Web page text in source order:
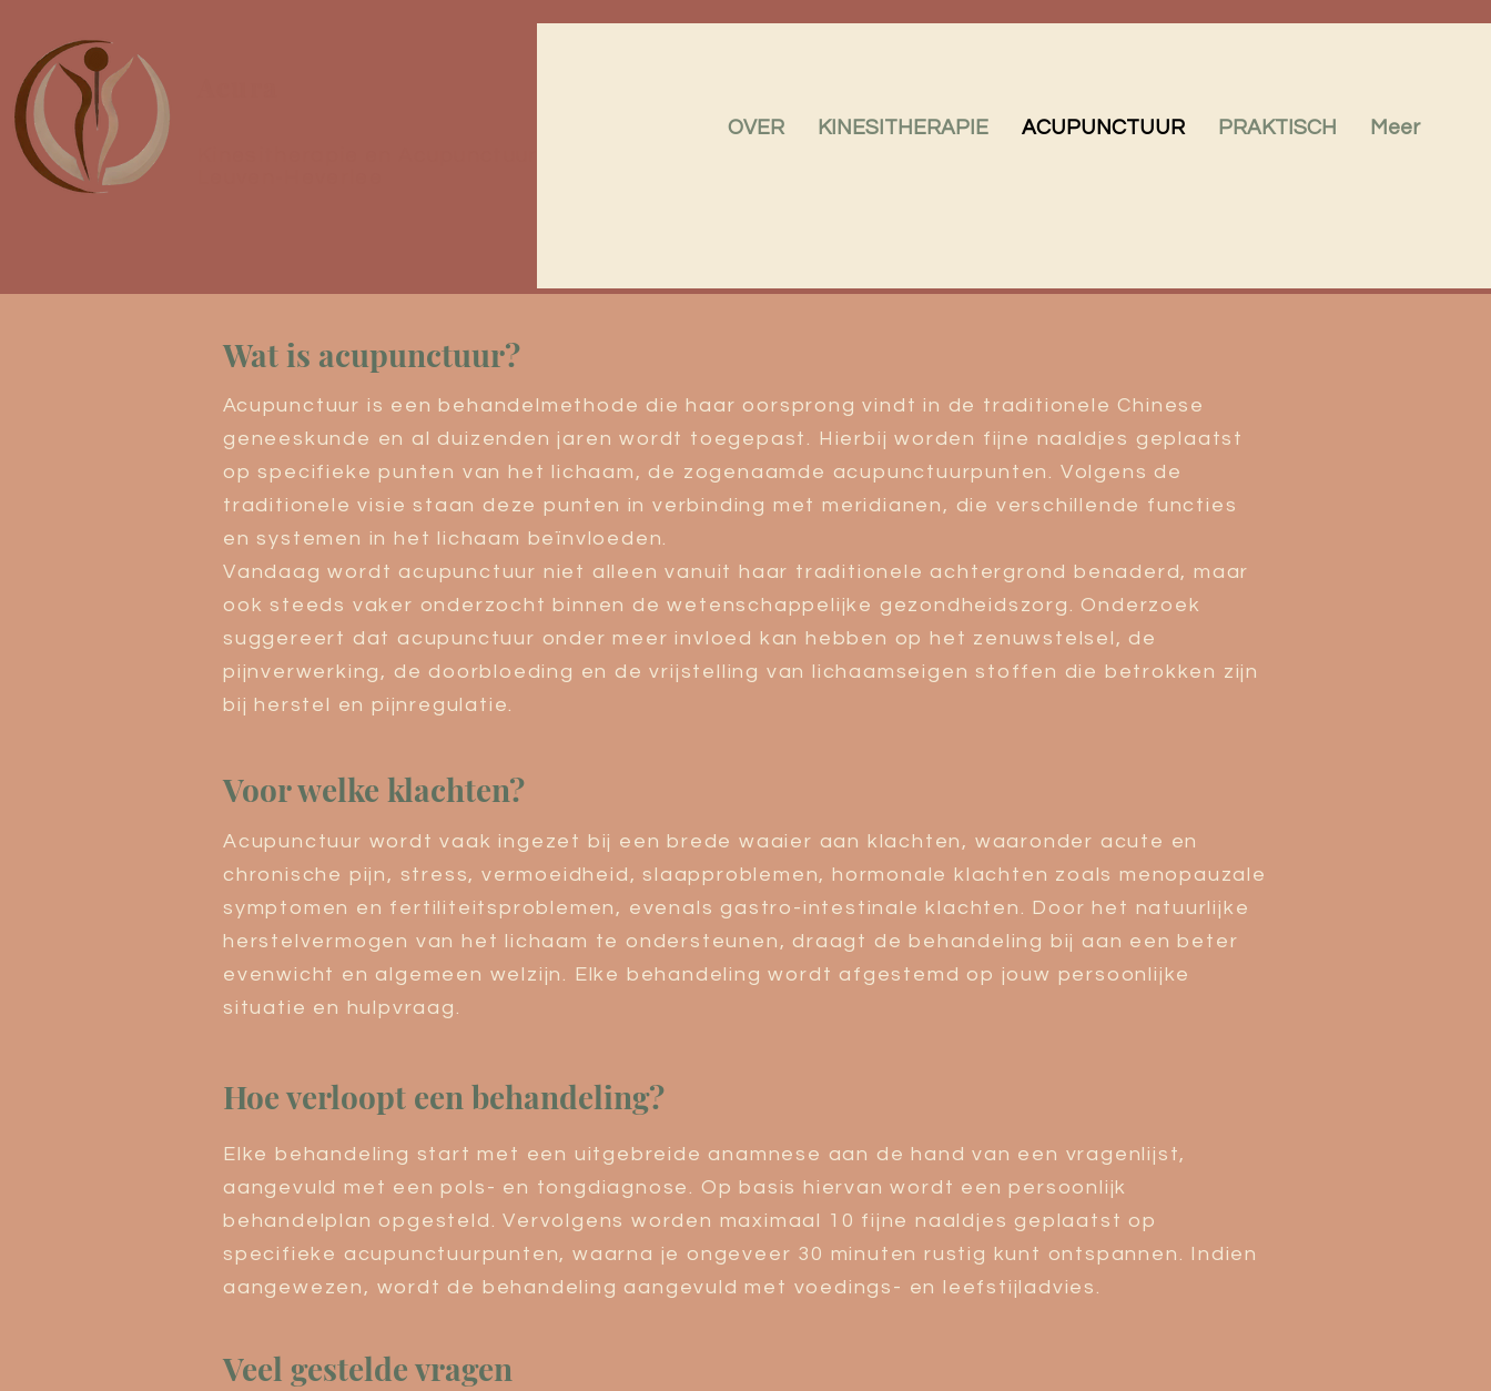
OVER KINESITHERAPIE ACUPUNCTUUR PRAKTISCH Meer
Wat is acupunctuur?
Acupunctuur is een behandelmethode die haar oorsprong vindt in de traditionele Chinese
geneeskunde en al duizenden jaren wordt toegepast. Hierbij worden fijne naaldjes geplaatst
op specifieke punten van het lichaam, de zogenaamde acupunctuurpunten. Volgens de
traditionele visie staan deze punten in verbinding met meridianen, die verschillende functies
en systemen in het lichaam beïnvloeden.
Vandaag wordt acupunctuur niet alleen vanuit haar traditionele achtergrond benaderd, maar
ook steeds vaker onderzocht binnen de wetenschappelijke gezondheidszorg. Onderzoek
suggereert dat acupunctuur onder meer invloed kan hebben op het zenuwstelsel, de
pijnverwerking, de doorbloeding en de vrijstelling van lichaamseigen stoffen die betrokken zijn
bij herstel en pijnregulatie.
Voor welke klachten?
Acupunctuur wordt vaak ingezet bij een brede waaier aan klachten, waaronder acute en
chronische pijn, stress, vermoeidheid, slaapproblemen, hormonale klachten zoals menopauzale
symptomen en fertiliteitsproblemen, evenals gastro-intestinale klachten. Door het natuurlijke
herstelvermogen van het lichaam te ondersteunen, draagt de behandeling bij aan een beter
evenwicht en algemeen welzijn. Elke behandeling wordt afgestemd op jouw persoonlijke
situatie en hulpvraag.
Hoe verloopt een behandeling?
Elke behandeling start met een uitgebreide anamnese aan de hand van een vragenlijst,
aangevuld met een pols- en tongdiagnose. Op basis hiervan wordt een persoonlijk
behandelplan opgesteld. Vervolgens worden maximaal 10 fijne naaldjes geplaatst op
specifieke acupunctuurpunten, waarna je ongeveer 30 minuten rustig kunt ontspannen. Indien
aangewezen, wordt de behandeling aangevuld met voedings- en leefstijladvies.
Veel gestelde vragen